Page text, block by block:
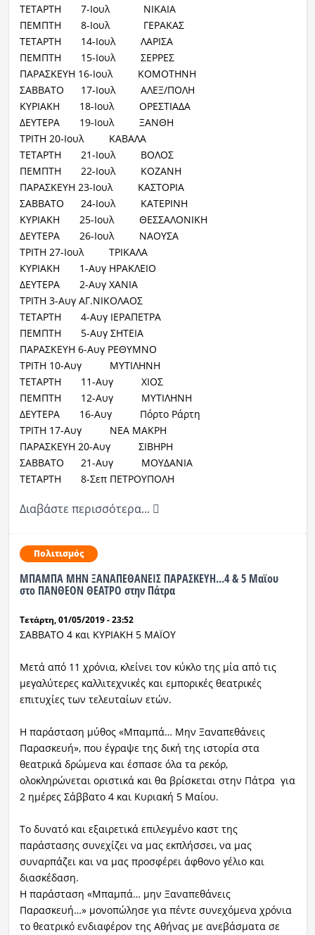
ΤΕΤΑΡΤΗ 7-Ιουλ ΝΙΚΑΙΑ
ΠΕΜΠΤΗ 8-Ιουλ ΓΕΡΑΚΑΣ
ΤΕΤΑΡΤΗ 14-Ιουλ ΛΑΡΙΣΑ
ΠΕΜΠΤΗ 15-Ιουλ ΣΕΡΡΕΣ
ΠΑΡΑΣΚΕΥΗ 16-Ιουλ ΚΟΜΟΤΗΝΗ
ΣΑΒΒΑΤΟ 17-Ιουλ ΑΛΕΞ/ΠΟΛΗ
ΚΥΡΙΑΚΗ 18-Ιουλ ΟΡΕΣΤΙΑΔΑ
ΔΕΥΤΕΡΑ 19-Ιουλ ΞΑΝΘΗ
ΤΡΙΤΗ 20-Ιουλ ΚΑΒΑΛΑ
ΤΕΤΑΡΤΗ 21-Ιουλ ΒΟΛΟΣ
ΠΕΜΠΤΗ 22-Ιουλ ΚΟΖΑΝΗ
ΠΑΡΑΣΚΕΥΗ 23-Ιουλ ΚΑΣΤΟΡΙΑ
ΣΑΒΒΑΤΟ 24-Ιουλ ΚΑΤΕΡΙΝΗ
ΚΥΡΙΑΚΗ 25-Ιουλ ΘΕΣΣΑΛΟΝΙΚΗ
ΔΕΥΤΕΡΑ 26-Ιουλ ΝΑΟΥΣΑ
ΤΡΙΤΗ 27-Ιουλ ΤΡΙΚΑΛΑ
ΚΥΡΙΑΚΗ 1-Αυγ ΗΡΑΚΛΕΙΟ
ΔΕΥΤΕΡΑ 2-Αυγ ΧΑΝΙΑ
ΤΡΙΤΗ 3-Αυγ ΑΓ.ΝΙΚΟΛΑΟΣ
ΤΕΤΑΡΤΗ 4-Αυγ ΙΕΡΑΠΕΤΡΑ
ΠΕΜΠΤΗ 5-Αυγ ΣΗΤΕΙΑ
ΠΑΡΑΣΚΕΥΗ 6-Αυγ ΡΕΘΥΜΝΟ
ΤΡΙΤΗ 10-Αυγ ΜΥΤΙΛΗΝΗ
ΤΕΤΑΡΤΗ 11-Αυγ ΧΙΟΣ
ΠΕΜΠΤΗ 12-Αυγ ΜΥΤΙΛΗΝΗ
ΔΕΥΤΕΡΑ 16-Αυγ Πόρτο Ράρτη
ΤΡΙΤΗ 17-Αυγ ΝΕΑ ΜΑΚΡΗ
ΠΑΡΑΣΚΕΥΗ 20-Αυγ ΣΙΒΗΡΗ
ΣΑΒΒΑΤΟ 21-Αυγ ΜΟΥΔΑΝΙΑ
ΤΕΤΑΡΤΗ 8-Σεπ ΠΕΤΡΟΥΠΟΛΗ
Διαβάστε περισσότερα...
Πολιτισμός
ΜΠΑΜΠΑ ΜΗΝ ΞΑΝΑΠΕΘΑΝΕΙΣ ΠΑΡΑΣΚΕΥΗ...4 & 5 Μαϊου
στο ΠΑΝΘΕΟΝ ΘΕΑΤΡΟ στην Πάτρα
Τετάρτη, 01/05/2019 - 23:52
ΣΑΒΒΑΤΟ 4 και ΚΥΡΙΑΚΗ 5 ΜΑΪΟΥ
Μετά από 11 χρόνια, κλείνει τον κύκλο της μία από τις
μεγαλύτερες καλλιτεχνικές και εμπορικές θεατρικές
επιτυχίες των τελευταίων ετών.
Η παράσταση μύθος «Μπαμπά… Μην Ξαναπεθάνεις
Παρασκευή», που έγραψε της δική της ιστορία στα
θεατρικά δρώμενα και έσπασε όλα τα ρεκόρ,
ολοκληρώνεται οριστικά και θα βρίσκεται στην Πάτρα για
2 ημέρες Σάββατο 4 και Κυριακή 5 Μαίου.
Το δυνατό και εξαιρετικά επιλεγμένο καστ της
παράστασης συνεχίζει να μας εκπλήσσει, να μας
συναρπάζει και να μας προσφέρει άφθονο γέλιο και
διασκέδαση.
Η παράσταση «Μπαμπά… μην Ξαναπεθάνεις
Παρασκευή…» μονοπώλησε για πέντε συνεχόμενα χρόνια
το θεατρικό ενδιαφέρον της Αθήνας με ανεβάσματα σε